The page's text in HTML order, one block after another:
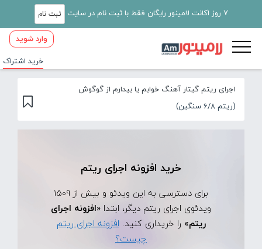
7 روز اکانت لامینور رایگان فقط با ثبت نام در سایت ثبت نام
وارد شوید
خرید اشتراک
اجرای ریتم گیتار آهنگ خوابم یا بیدارم از گوگوش
(ریتم 6/8 سنگین)
خرید افزونه اجرای ریتم
برای دسترسی به این ویدئو و بیش از 1509
ویدئوی اجرای ریتم دیگر، ابتدا «افزونه اجرای
ریتم» را خریداری کنید.افزونه اجرای ریتم
چیست؟